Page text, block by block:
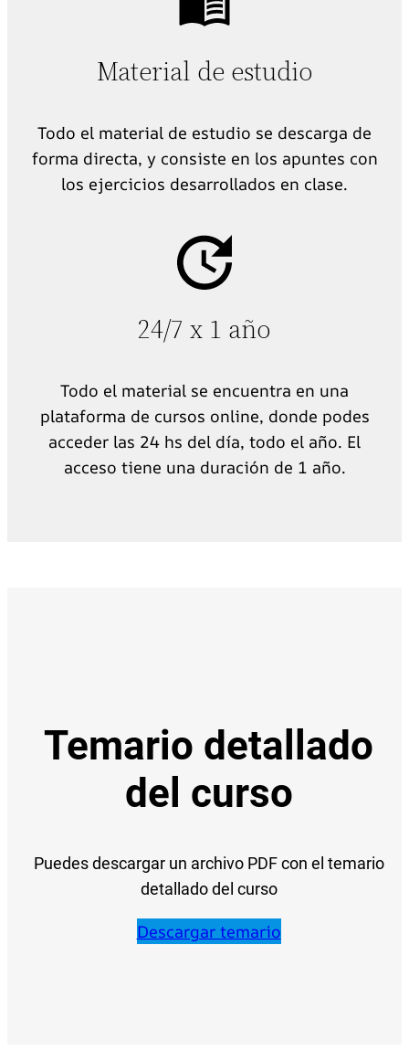
Material de estudio
Todo el material de estudio se descarga de
forma directa, y consiste en los apuntes con
los ejercicios desarrollados en clase.
24/7 x 1 año
Todo el material se encuentra en una
plataforma de cursos online, donde podes
acceder las 24 hs del día, todo el año. El
acceso tiene una duración de 1 año.
Temario detallado
del curso
Puedes descargar un archivo PDF con el temario
detallado del curso
Descargar temario